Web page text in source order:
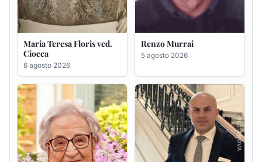
Maria Teresa Floris ved.
Ciocca
6 agosto 2026
Renzo Murrai
5 agosto 2026